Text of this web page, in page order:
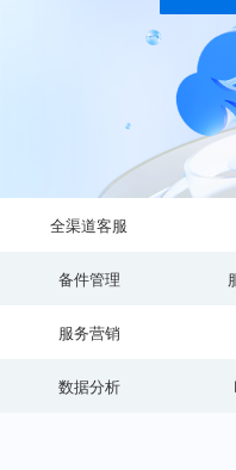
全渠道客服
备件管理
服务营销
数据分析